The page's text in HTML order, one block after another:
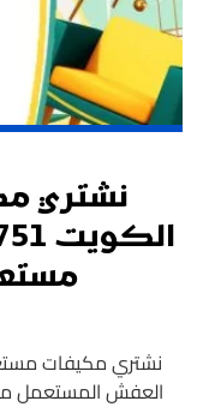
نشتري
العفش المستعمل